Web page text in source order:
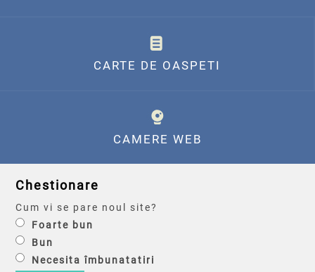
CARTE DE OASPETI
CAMERE WEB
Chestionare
Cum vi se pare noul site?
Foarte bun
Bun
Necesita îmbunatatiri